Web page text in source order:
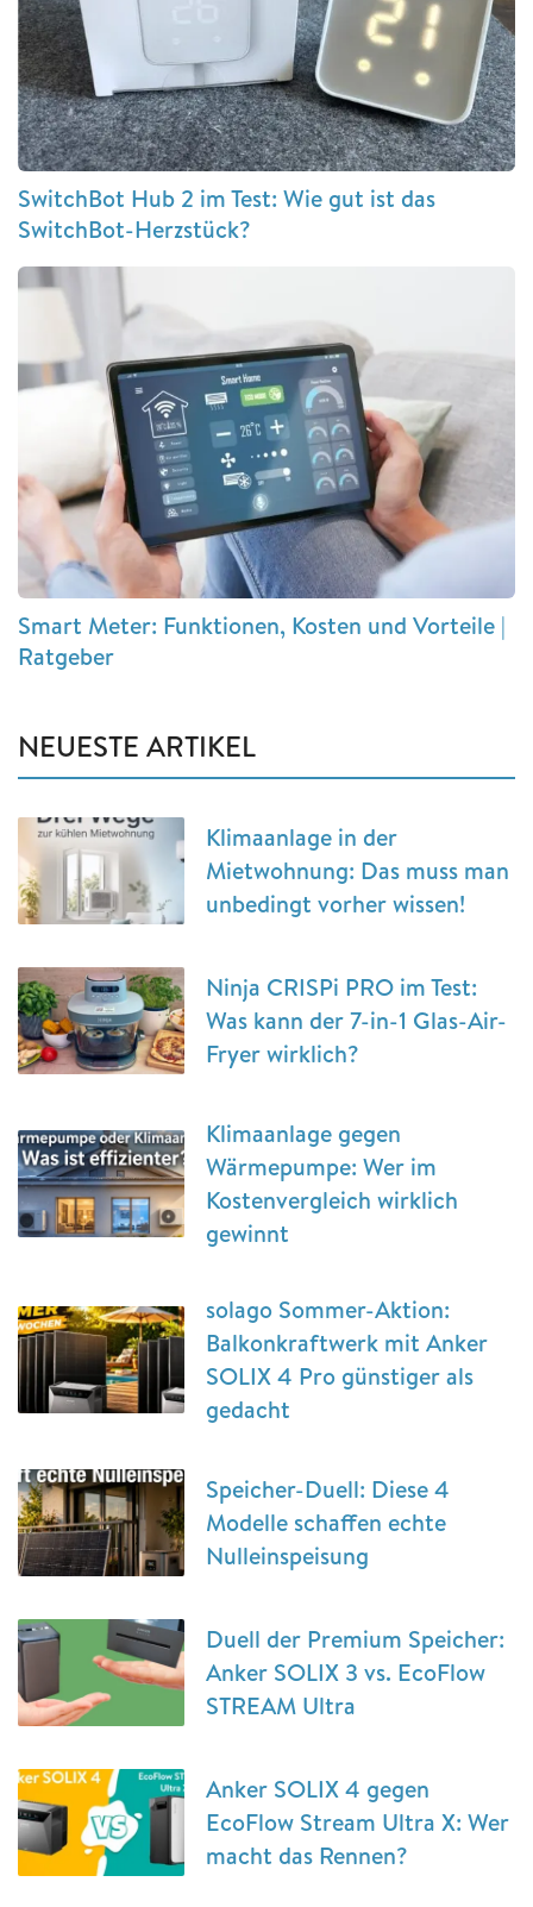
SwitchBot Hub 2 im Test: Wie gut ist das
SwitchBot-Herzstück?
Smart Meter: Funktionen, Kosten und Vorteile |
Ratgeber
NEUESTE ARTIKEL
Klimaanlage in der
Mietwohnung: Das muss man
unbedingt vorher wissen!
Ninja CRISPi PRO im Test:
Was kann der 7-in-1 Glas-Air-
Fryer wirklich?
Klimaanlage gegen
Wärmepumpe: Wer im
Kostenvergleich wirklich
gewinnt
solago Sommer-Aktion:
Balkonkraftwerk mit Anker
SOLIX 4 Pro günstiger als
gedacht
Speicher-Duell: Diese 4
Modelle schaffen echte
Nulleinspeisung
Duell der Premium Speicher:
Anker SOLIX 3 vs. EcoFlow
STREAM Ultra
Anker SOLIX 4 gegen
EcoFlow Stream Ultra X: Wer
macht das Rennen?